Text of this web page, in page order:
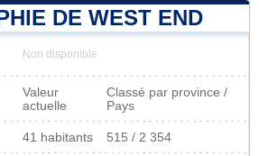
DE WEST END
Non disponible
Valeur
actuelle
Classé par province /
Pays
41 habitants 515 / 2 354